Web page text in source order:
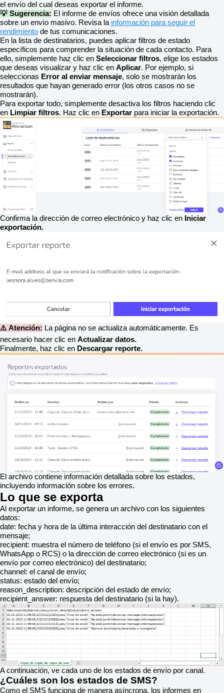
el envío del cual deseas exportar el informe.
💡 Sugerencia: El informe de envíos ofrece una visión detallada
sobre un envío masivo. Revisa la información para seguir el
rendimiento de tus comunicaciones.
En la lista de destinatarios, puedes aplicar filtros de estado
específicos para comprender la situación de cada contacto. Para
ello, simplemente haz clic en Seleccionar filtros, elige los estados
que deseas visualizar y haz clic en Aplicar. Por ejemplo, si
seleccionas Error al enviar mensaje, solo se mostrarán los
resultados que hayan generado error (los otros casos no se
mostrarán).
Para exportar todo, simplemente desactiva los filtros haciendo clic
en Limpiar filtros. Haz clic en Exportar para iniciar la exportación.
Confirma la dirección de correo electrónico y haz clic en Iniciar
exportación.
⚠️ Atención: La página no se actualiza automáticamente. Es
necesario hacer clic en Actualizar datos.
Finalmente, haz clic en Descargar reporte.
El archivo contiene información detallada sobre los estados,
incluyendo información sobre los errores.
Lo que se exporta
Al exportar un informe, se genera un archivo con los siguientes
datos:
date: fecha y hora de la última interacción del destinatario con el
mensaje;
recipient: muestra el número de teléfono (si el envío es por SMS,
WhatsApp o RCS) o la dirección de correo electrónico (si es un
envío por correo electrónico) del destinatario;
channel: el canal de envío;
status: estado del envío;
reason_description: descripción del estado de envío;
recipient_answer: respuesta del destinatario (si la hay).
A continuación, ve cada uno de los estados de envío por canal.
¿Cuáles son los estados de SMS?
Como el SMS funciona de manera asíncrona, los informes en